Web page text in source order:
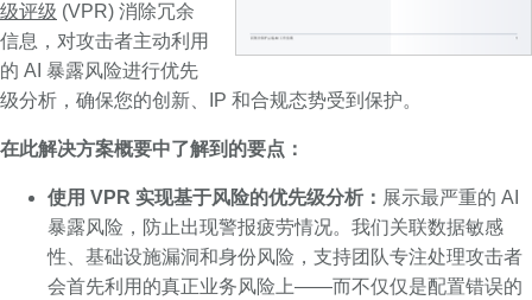
级评级 (VPR) 消除冗余
信息，对攻击者主动利用
的 AI 暴露风险进行优先
级分析，确保您的创新、IP 和合规态势受到保护。
在此解决方案概要中了解到的要点：
使用 VPR 实现基于风险的优先级分析： 展示最严重的 AI
暴露风险，防止出现警报疲劳情况。我们关联数据敏感
性、基础设施漏洞和身份风险，支持团队专注处理攻击者
会首先利用的真正业务风险上——而不仅仅是配置错误的